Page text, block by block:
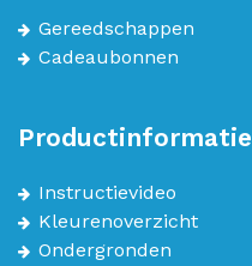
Gereedschappen
Cadeaubonnen
Productinformatie
Instructievideo
Kleurenoverzicht
Ondergronden